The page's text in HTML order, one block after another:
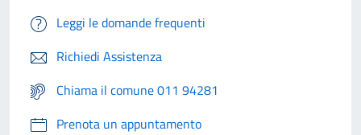
Leggi le domande frequenti
Richiedi Assistenza
Chiama il comune 011 94281
Prenota un appuntamento